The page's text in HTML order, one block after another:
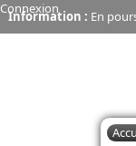
Information : En
Connexion